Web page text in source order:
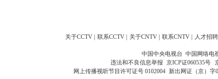
关于CCTV | 联系CCTV | 关于CNTV | 联系CNTV | 人才招聘
中国中央电视台 中国网络电
违法和不良信息举报 京ICP证060535号
网上传播视听节目许可证号 0102004 新出网证（京）